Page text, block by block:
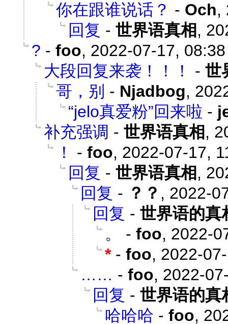
你在跟谁说话？ - Och,
回复 - 世界语真相 ,
? - foo, 2022-07-17, 08:38
大段回复来袭！！！
- 世
哥，别 - Njadbog,
“jelo真爱粉”回来啦 -
补充强调 - 世界语真相 ,
！
- foo, 2022-07-17,
回复 - 世界语真相 ,
回复 - ？？ , 2022-
回复 - 世界语的真
。
- foo, 2022-
*- foo, 2022-
…… - foo, 2022-
回复 - 世界语的真
哈哈哈 - foo,